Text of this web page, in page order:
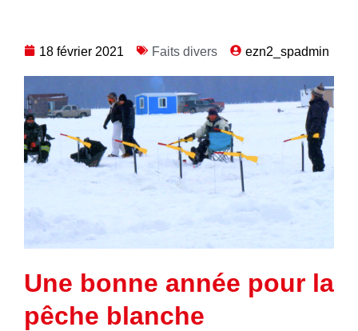
18 février 2021 Faits divers ezn2_spadmin
Une bonne année pour la
pêche blanche